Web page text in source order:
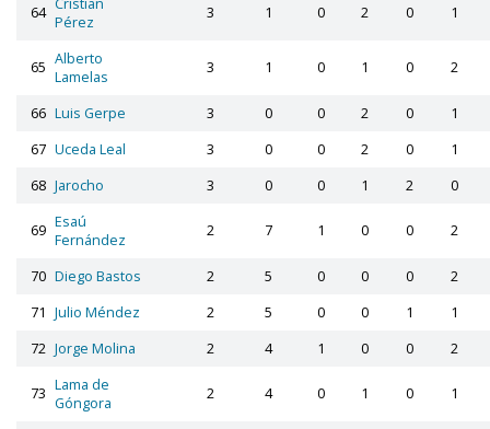
64 Cristian
Pérez
3 1 0 2 0 1
65 Alberto
Lamelas
3 1 0 1 0 2
66 Luis Gerpe 3 0 0 2 0
1
67 Uceda Leal 3 0 0 2 0
1
68 Jarocho 3 0 0 1 2 0
69 Esaú
Fernández
2 7 1 0 0 2
70 Diego Bastos 2 5 0 0 0
2
71 Julio Méndez 2 5 0 0 1
1
72 Jorge Molina 2 4 1 0 0 2
73 Lama de
Góngora
2 4 0 1 0 1